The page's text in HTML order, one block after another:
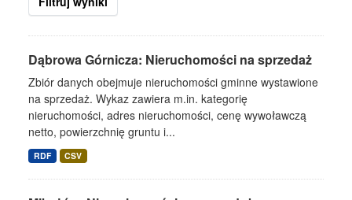
Dąbrowa Górnicza: Nieruchomości na sprzedaż
Zbiór danych obejmuje nieruchomości gminne wystawione
na sprzedaż. Wykaz zawiera m.in. kategorię
nieruchomości, adres nieruchomości, cenę wywoławczą
netto, powierzchnię gruntu i...
RDF CSV